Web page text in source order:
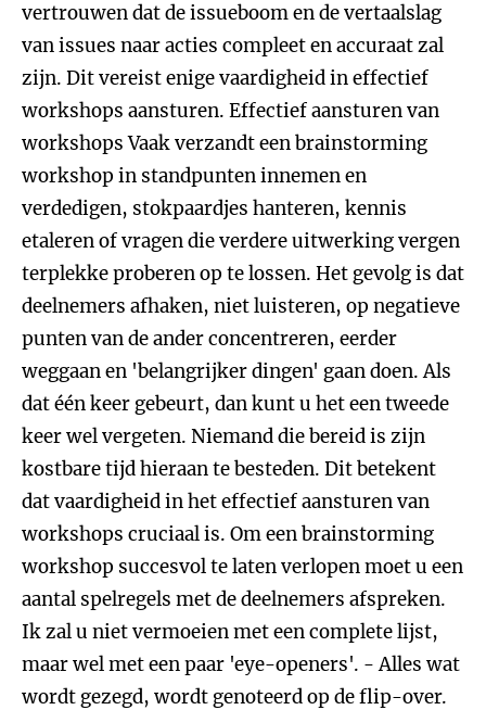
vertrouwen dat de issueboom en de vertaalslag
van issues naar acties compleet en accuraat zal
zijn. Dit vereist enige vaardigheid in effectief
workshops aansturen. Effectief aansturen van
workshops Vaak verzandt een brainstorming
workshop in standpunten innemen en
verdedigen, stokpaardjes hanteren, kennis
etaleren of vragen die verdere uitwerking vergen
terplekke proberen op te lossen. Het gevolg is dat
deelnemers afhaken, niet luisteren, op negatieve
punten van de ander concentreren, eerder
weggaan en 'belangrijker dingen' gaan doen. Als
dat één keer gebeurt, dan kunt u het een tweede
keer wel vergeten. Niemand die bereid is zijn
kostbare tijd hieraan te besteden. Dit betekent
dat vaardigheid in het effectief aansturen van
workshops cruciaal is. Om een brainstorming
workshop succesvol te laten verlopen moet u een
aantal spelregels met de deelnemers afspreken.
Ik zal u niet vermoeien met een complete lijst,
maar wel met een paar 'eye-openers'. - Alles wat
wordt gezegd, wordt genoteerd op de flip-over.